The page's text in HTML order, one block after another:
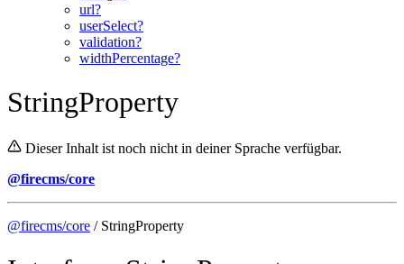
url?
userSelect?
validation?
widthPercentage?
StringProperty
Dieser Inhalt ist noch nicht in deiner Sprache verfügbar.
@firecms/core
@firecms/core / StringProperty